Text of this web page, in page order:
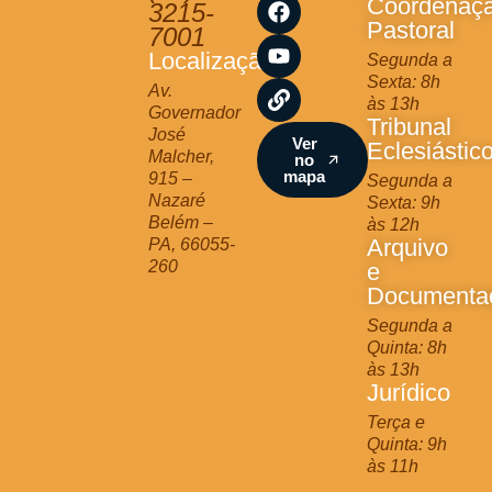
3215-
7001
Localização
Av.
Governador
José
Malcher,
915 –
Nazaré
Belém –
PA, 66055-
260
t
a
g
r
a
m
e
b
o
o
k
t
u
b
e
k
Ver
no
mapa
Pastoral
Segunda a
Sexta: 8h
às 13h
Tribunal
Segunda a
Sexta: 9h
às 12h
Arquivo
e
Segunda a
Quinta: 8h
às 13h
Jurídico
Terça e
Quinta: 9h
às 11h